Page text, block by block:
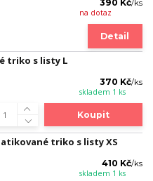
390 Kč/ks
na dotaz
Detail
triko s listy L
370 Kč/ks
skladem 1 ks
Koupit
triko s listy XS
410 Kč/ks
skladem 1 ks